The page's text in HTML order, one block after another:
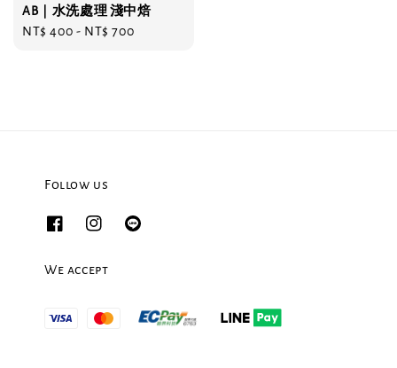
AB｜水洗處理 淺中焙
Regular
NT$ 400 - NT$ 700
Follow us
We accept